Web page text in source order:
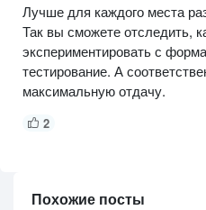
Лучше для каждого места
Так вы сможете отследить,
экспериментировать с
тестирование. А
максимальную отдачу.
2
Похожие посты